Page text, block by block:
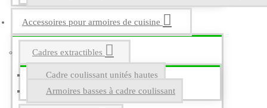
Accessoires pour armoires de cuisine
Cadres extractibles
Cadre coulissant unités hautes
Armoires basses à cadre coulissant